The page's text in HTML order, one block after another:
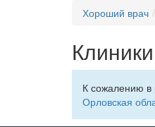
Хороший врач
К сожалению в
Орловская